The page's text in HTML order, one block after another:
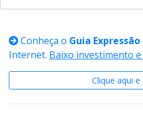
Conheça oGuia Expressão
Baixo investimento
Clique aqui e